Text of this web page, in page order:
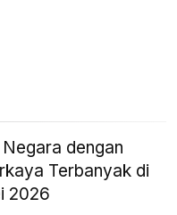
dengan
Terbanyak di
2026